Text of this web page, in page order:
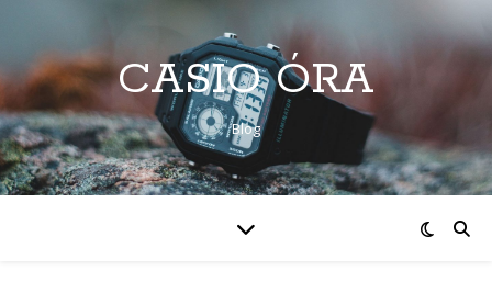
CASIO ÓRA
Blog